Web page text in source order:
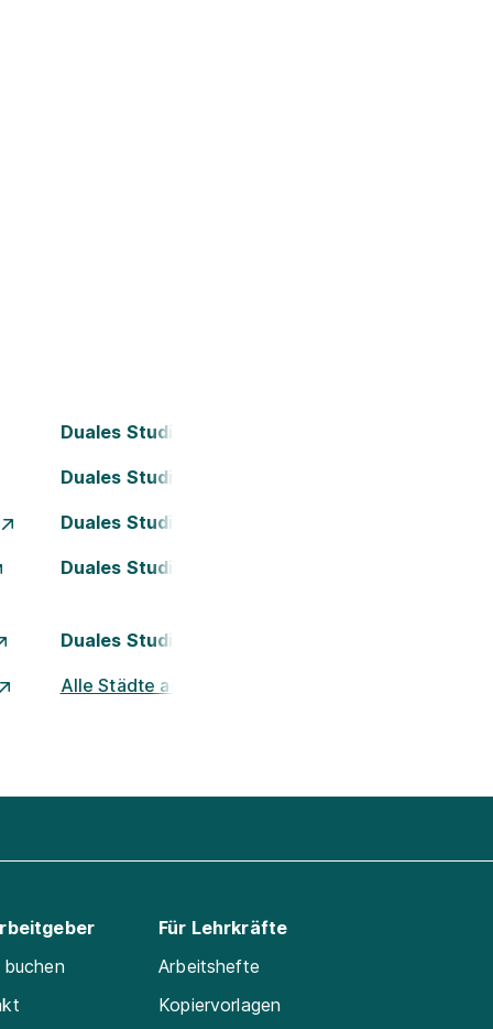
Duales Studium Bielefeld
Duales Studium Darmstadt
Duales Studium Essen
Duales Studium Kassel
Duales Studium München
Alle Städte ansehen
Für Lehrkräfte
Arbeitshefte
Kopiervorlagen